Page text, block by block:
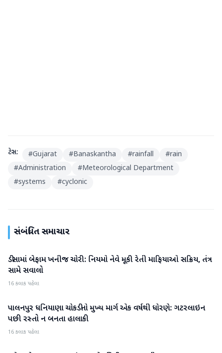
ટેગ્સ: #Gujarat #Banaskantha #rainfall #rain
#Administration #Meteorological Department
#systems #cyclonic
સંબંધિત સમાચાર
બનાસકાંઠા
ડીસામાં બેફામ ખનીજ ચોરી: નિયમો નેવે મૂકી રેતી માફિયાઓ સક્રિય, તંત્ર
સામે સવાલો
16 કલાક પહેલા
બનાસકાંઠા
પાલનપુર ધનિયાણા ચોકડીનો મુખ્ય માર્ગ એક વર્ષથી ધોરણે: ગટરલાઇન
પછી રસ્તો ન બનતા હાલાકી
16 કલાક પહેલા